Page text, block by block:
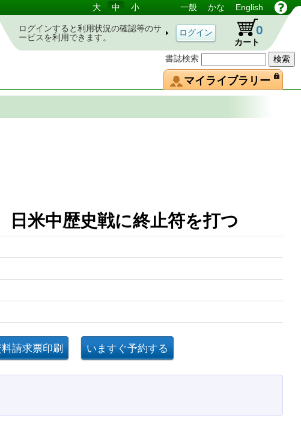
書誌検索
大 中 小 一般 かな English
ログインすると利用状況の確認等のサ
ービスを利用できます。
カート
0
マイライブラリー
米中歴史戦に終止符を打つ